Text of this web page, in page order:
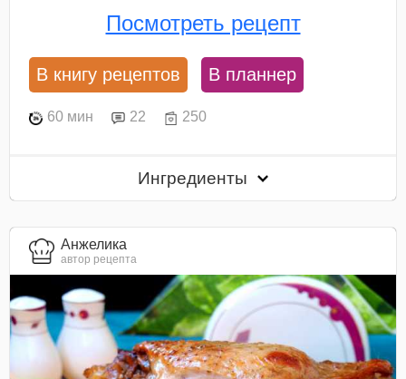
Посмотреть рецепт
В книгу рецептов В планнер
60 мин 22 250
Ингредиенты
Анжелика
автор рецепта